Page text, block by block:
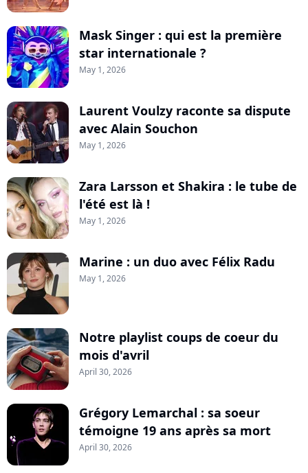
Mask Singer : qui est la première
star internationale ?
May 1, 2026
Laurent Voulzy raconte sa dispute
avec Alain Souchon
May 1, 2026
Zara Larsson et Shakira : le tube de
l'été est là !
May 1, 2026
Marine : un duo avec Félix Radu
May 1, 2026
Notre playlist coups de coeur du
mois d'avril
April 30, 2026
Grégory Lemarchal : sa soeur
témoigne 19 ans après sa mort
April 30, 2026